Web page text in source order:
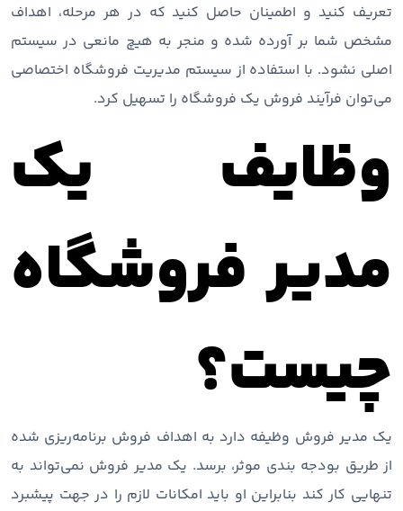
تعریف کنید و اطمینان حاصل کنید که در هر مرحله، اهداف
مشخص شما بر آورده شده و منجر به هیچ مانعی در سیستم
اصلی نشود. با استفاده از سیستم مدیریت فروشگاه اختصاصی
می‌توان فرآیند فروش یک فروشگاه را تسهیل کرد.
وظایف یک
مدیر فروشگاه
چیست؟
یک مدیر فروش وظیفه دارد به اهداف فروش برنامه‌ریزی شده
از طریق بودجه بندی موثر، برسد. یک مدیر فروش نمی‌تواند به
تنهایی کار کند بنابراین او باید امکانات لازم را در جهت پیشبرد